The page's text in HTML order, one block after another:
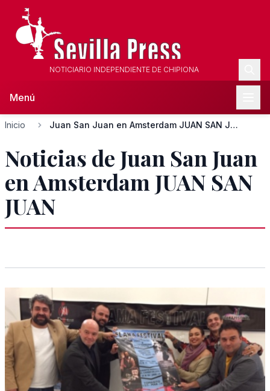
NOTICIARIO INDEPENDIENTE DE CHIPIONA
Menú
Inicio Juan San Juan en Amsterdam JUAN SAN JUAN
Noticias de Juan San Juan
en Amsterdam JUAN SAN
JUAN